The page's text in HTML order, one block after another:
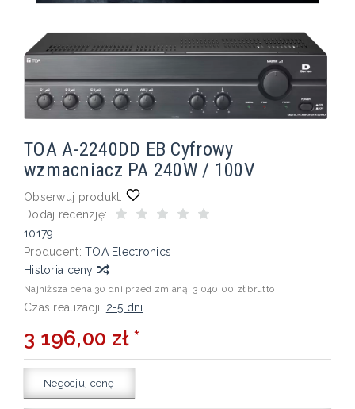
TOA A-2240DD EB Cyfrowy
wzmacniacz PA 240W / 100V
Obserwuj produkt:
Dodaj recenzję:
10179
Producent: TOA Electronics
Historia ceny
Najniższa cena 30 dni przed zmianą: 3 040,00 zł brutto
Czas realizacji: 2-5 dni
3 196,00 zł *
Negocjuj cenę